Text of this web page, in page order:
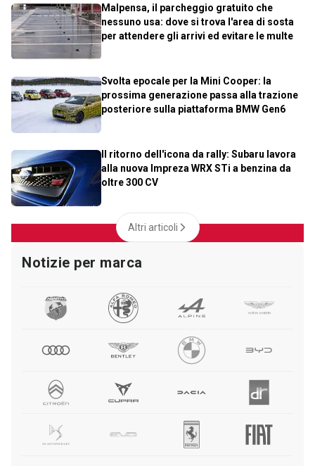
Malpensa, il parcheggio gratuito che
nessuno usa: dove si trova l'area di sosta
per attendere gli arrivi ed evitare le multe
Svolta epocale per la Mini Cooper: la
prossima generazione passa alla trazione
posteriore sulla piattaforma BMW Gen6
Il ritorno dell'icona da rally: Subaru lavora
alla nuova Impreza WRX STi a benzina da
oltre 300 CV
Altri articoli
Notizie per marca